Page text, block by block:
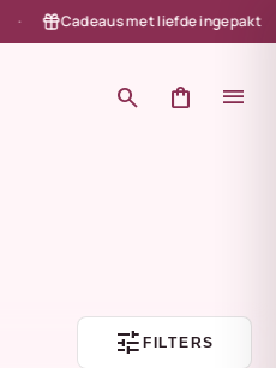
Cadeaus met liefde ingepakt
search shopping_bag menu
tuneFILTERS